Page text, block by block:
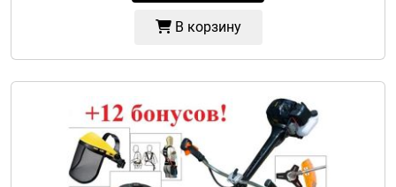
В корзину